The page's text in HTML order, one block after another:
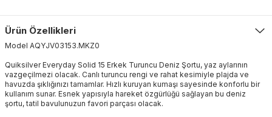
Ürün Özellikleri
Model AQYJV03153.MKZ0
Quiksilver Everyday Solid 15 Erkek Turuncu Deniz Şortu, yaz aylarının
vazgeçilmezi olacak. Canlı turuncu rengi ve rahat kesimiyle plajda ve
havuzda şıklığınızı tamamlar. Hızlı kuruyan kumaşı sayesinde konforlu bir
kullanım sunar. Esnek yapısıyla hareket özgürlüğü sağlayan bu deniz
şortu, tatil bavulunuzun favori parçası olacak.